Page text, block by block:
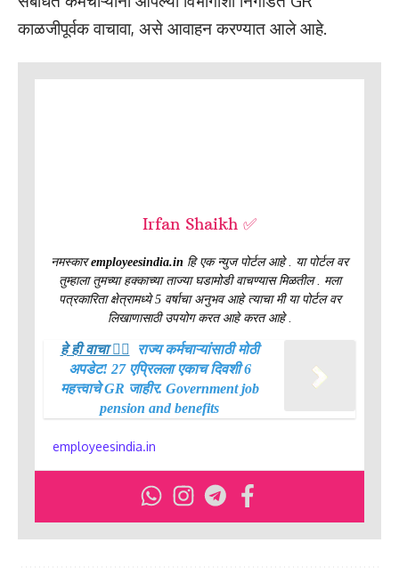
काळजीपूर्वक वाचावा, असे आवाहन करण्यात आले आहे.
Irfan Shaikh ✅
नमस्कारemployeesindia.in हि एक न्युज पोर्टल आहे . या पोर्टल वर
तुम्हाला तुमच्या हक्काच्या ताज्या घडामोडी वाचण्यास मिळतील . मला
पत्रकारिता क्षेत्रामध्ये 5 वर्षाचा अनुभव आहे त्याचा मी या पोर्टल वर
लिखाणासाठी उपयोग करत आहे करत आहे .
हे ही वाचा 👉🏻
राज्य कर्मचाऱ्यांसाठी मोठी
अपडेट! 27 एप्रिलला एकाच दिवशी 6
महत्त्वाचे GR जाहीर. Government job
pension and benefits
employeesindia.in